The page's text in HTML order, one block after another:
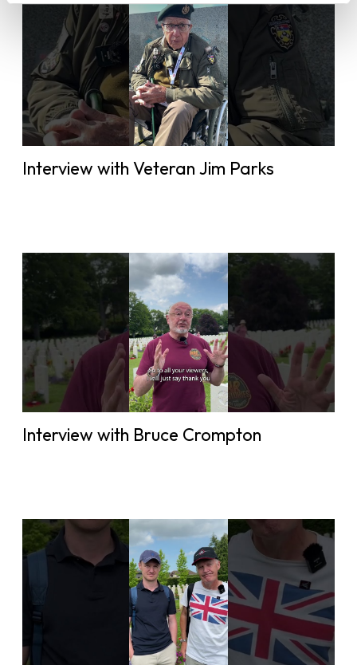
Interview with Veteran Jim Parks
Interview with Bruce Crompton